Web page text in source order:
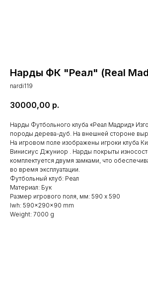
Нарды ФК "Реал" (Real
nardi119
30000,00 р.
Нарды Футбольного клуба «Реал Мадрид»
породы дерева-дуб. На внешней стороне
На игровом поле изображены игроки клуба
Винисиус Джуниор . Нарды покрыты
комплектуется двумя замками, что
во время эксплуатации.
Футбольный клуб: Реал
Материал: Бук
Размер игрового поля, мм: 590 х 590
lwh: 590x290x90 mm
Weight: 7000 g